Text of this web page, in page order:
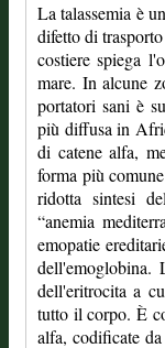
La talassemia è
difetto di
costiere spiega
mare. In alcune
portatori sani è
più diffusa in
di catene alfa,
forma più
ridotta sintesi
“anemia
emopatie
dell'emoglobina.
dell'eritrocita a
tutto il corpo. È
alfa, codificate